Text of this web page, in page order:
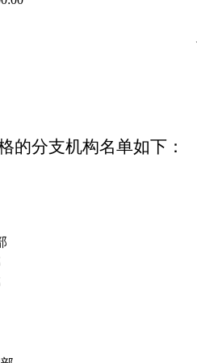
的分支机构名单如下：